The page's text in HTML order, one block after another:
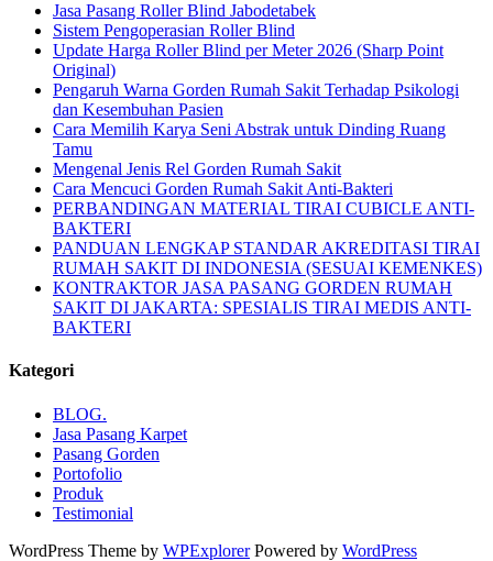
Jasa Pasang Roller Blind Jabodetabek
Sistem Pengoperasian Roller Blind
Update Harga Roller Blind per Meter 2026 (Sharp Point
Original)
Pengaruh Warna Gorden Rumah Sakit Terhadap Psikologi
dan Kesembuhan Pasien
Cara Memilih Karya Seni Abstrak untuk Dinding Ruang
Tamu
Mengenal Jenis Rel Gorden Rumah Sakit
Cara Mencuci Gorden Rumah Sakit Anti-Bakteri
PERBANDINGAN MATERIAL TIRAI CUBICLE ANTI-
BAKTERI
PANDUAN LENGKAP STANDAR AKREDITASI TIRAI
RUMAH SAKIT DI INDONESIA (SESUAI KEMENKES)
KONTRAKTOR JASA PASANG GORDEN RUMAH
SAKIT DI JAKARTA: SPESIALIS TIRAI MEDIS ANTI-
BAKTERI
Kategori
BLOG.
Jasa Pasang Karpet
Pasang Gorden
Portofolio
Produk
Testimonial
WordPress Theme by WPExplorerPowered by WordPress